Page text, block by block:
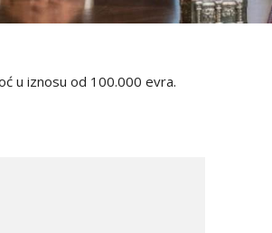
u iznosu od 100.000 evra.